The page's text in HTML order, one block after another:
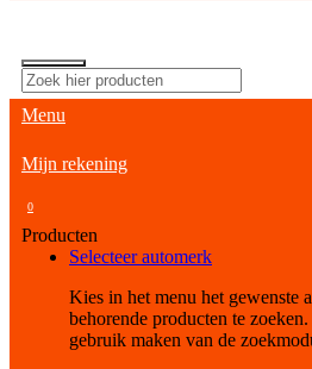
Menu
Mijn rekening
0
Producten
Selecteer automerk
Kies in het menu het gewenste
behorende producten te
gebruik maken van de